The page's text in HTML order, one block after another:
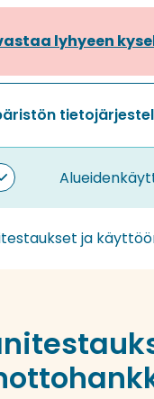
lyhyeen
Tietojärjestelmä
alasivut
ja